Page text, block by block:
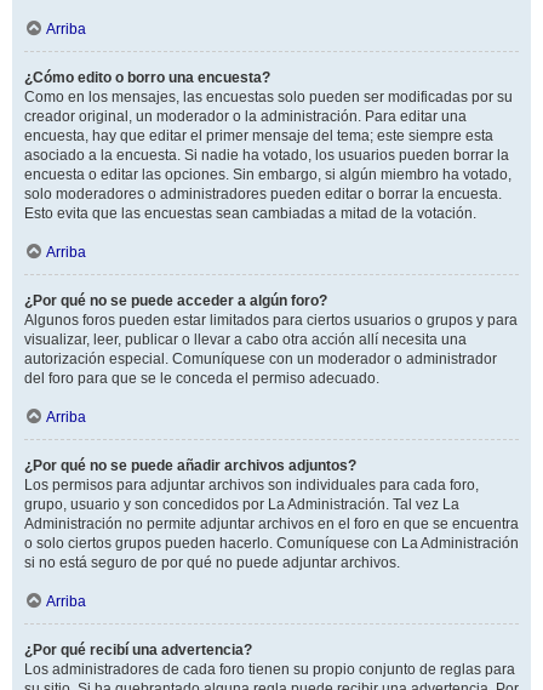
Arriba
¿Cómo edito o borro una encuesta?
Como en los mensajes, las encuestas solo pueden ser modificadas por su
creador original, un moderador o la administración. Para editar una
encuesta, hay que editar el primer mensaje del tema; este siempre esta
asociado a la encuesta. Si nadie ha votado, los usuarios pueden borrar la
encuesta o editar las opciones. Sin embargo, si algún miembro ha votado,
solo moderadores o administradores pueden editar o borrar la encuesta.
Esto evita que las encuestas sean cambiadas a mitad de la votación.
Arriba
¿Por qué no se puede acceder a algún foro?
Algunos foros pueden estar limitados para ciertos usuarios o grupos y para
visualizar, leer, publicar o llevar a cabo otra acción allí necesita una
autorización especial. Comuníquese con un moderador o administrador
del foro para que se le conceda el permiso adecuado.
Arriba
¿Por qué no se puede añadir archivos adjuntos?
Los permisos para adjuntar archivos son individuales para cada foro,
grupo, usuario y son concedidos por La Administración. Tal vez La
Administración no permite adjuntar archivos en el foro en que se encuentra
o solo ciertos grupos pueden hacerlo. Comuníquese con La Administración
si no está seguro de por qué no puede adjuntar archivos.
Arriba
¿Por qué recibí una advertencia?
Los administradores de cada foro tienen su propio conjunto de reglas para